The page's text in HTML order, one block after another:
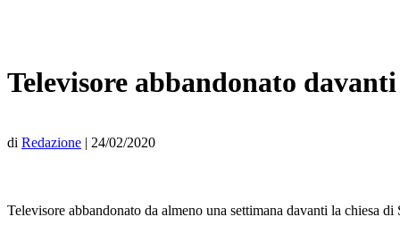
Televisore abbandonato
di Redazione | 24/02/2020
Televisore abbandonato da almeno una settimana davanti la chiesa